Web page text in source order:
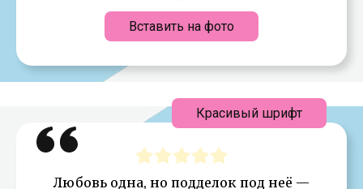
Вставить на фото
Любовь одна, но подделок под неё —
Красивый шрифт